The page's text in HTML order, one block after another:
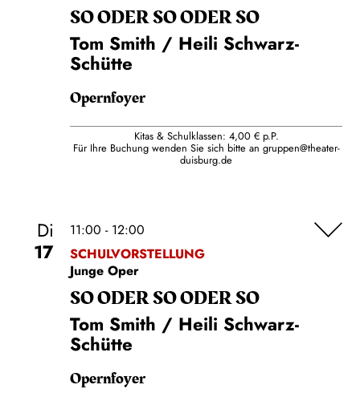
SO ODER SO ODER SO
Tom Smith / Heili Schwarz-
Schütte
Opernfoyer
Kitas & Schulklassen: 4,00 € p.P.
Für Ihre Buchung wenden Sie sich bitte an gruppen@theater-
duisburg.de
Di
17
11:00 - 12:00
SCHULVORSTELLUNG
Junge Oper
SO ODER SO ODER SO
Tom Smith / Heili Schwarz-
Schütte
Opernfoyer